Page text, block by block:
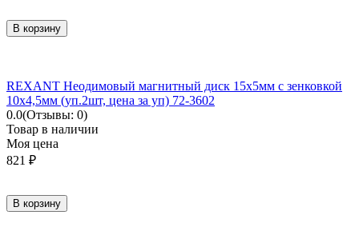
В корзину
REXANT Неодимовый магнитный диск 15х5мм с зенковкой
10х4,5мм (уп.2шт, цена за уп) 72-3602
0.0(Отзывы: 0)
Товар в наличии
Моя цена
821 ₽
В корзину